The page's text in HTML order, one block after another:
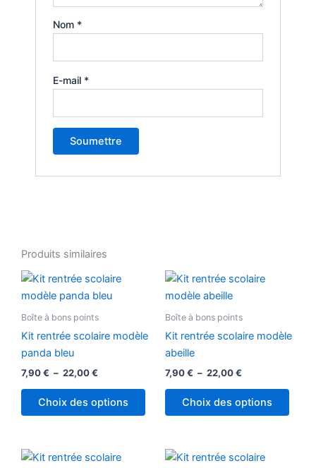
Nom *
E-mail *
Produits similaires
Boîte à bons points
Kit rentrée scolaire modèle
panda bleu
7,90€ – 22,00€
Plage
de
prix :
à
22,00 €
Choix des options
produit
options
être
Boîte à bons points
Kit rentrée scolaire modèle
abeille
7,90€ – 22,00€
Plage
de
à
22,00 €
Choix des options
être
Plage
Plage